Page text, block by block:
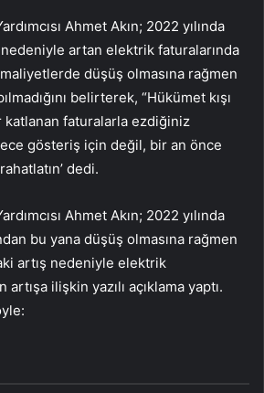
Ahmet Akın; 2022 yılında
artan elektrik faturalarında
düşüş olmasına rağmen
belirterek, “Hükümet kışı
katlanan faturalarla ezdiğiniz
gösteriş için değil, bir an önce
dedi.
Ahmet Akın; 2022 yılında
bu yana düşüş olmasına rağmen
artış nedeniyle elektrik
ilişkin yazılı açıklama yaptı.